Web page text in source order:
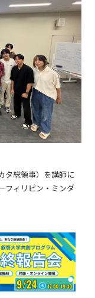
タ総領事）を講師に
フィリピン・ミンダ